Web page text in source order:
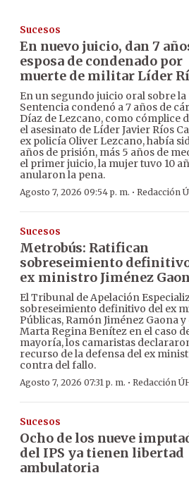
Sucesos
En nuevo juicio, dan 7
esposa de condenado por
muerte de militar Líder
En un segundo juicio oral sobre
Sentencia condenó a 7 años de
Díaz de Lezcano, como cómplice
el asesinato de Líder Javier Ríos
ex policía Oliver Lezcano, había
años de prisión, más 5 años de
el primer juicio, la mujer tuvo 10
anularon la pena.
Agosto 7, 2026 09:54 p. m. · Redacción
Sucesos
Metrobús: Ratifican
sobreseimiento
ex ministro Jiménez
El Tribunal de Apelación
sobreseimiento definitivo del ex
Públicas, Ramón Jiménez Gaona
Marta Regina Benítez en el caso
mayoría, los camaristas
recurso de la defensa del ex
contra del fallo.
Agosto 7, 2026 07:31 p. m. · Redacción
Sucesos
Ocho de los nueve
del IPS ya tienen libertad
ambulatoria